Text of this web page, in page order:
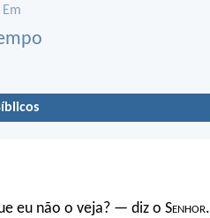
Em
eu não o veja? — diz o Senhor.